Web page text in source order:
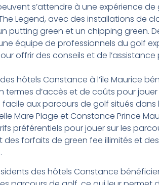
s’attendre à une expérience
Legend, avec des installations de
putting green et un chipping green.
équipe de professionnels du golf
offrir des conseils et de
hôtels Constance à l’île Maurice
termes d’accès et de coûts pour jouer
aux parcours de golf situés dans
Mare Plage et Constance Prince
préférentiels pour jouer sur les
forfaits de green fee illimités et
des hôtels Constance